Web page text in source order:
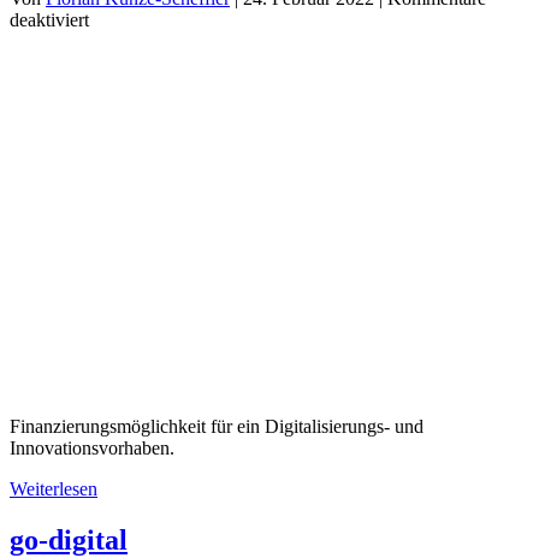
deaktiviertfür
Finanzierungsmöglichkeit für ein Digitalisierungs- und
Innovationsvorhaben.
Weiterlesen
go-digital